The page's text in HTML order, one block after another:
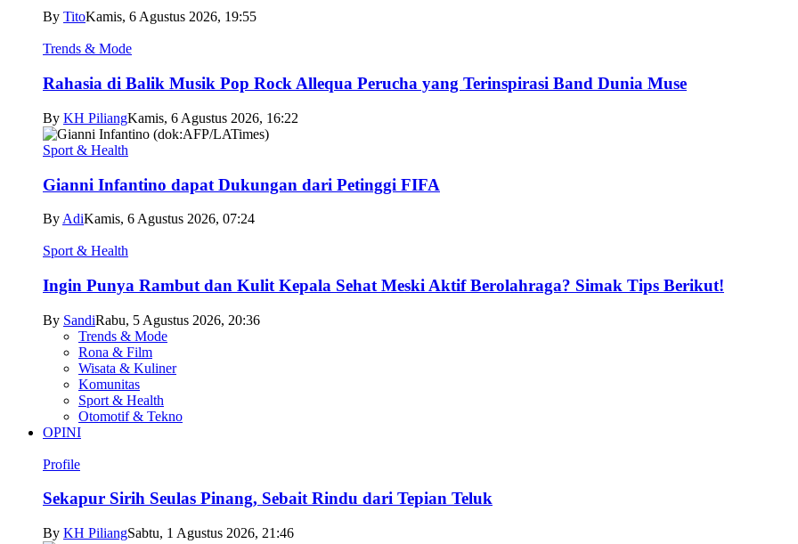
By TitoKamis, 6 Agustus 2026, 19:55
Trends & Mode
Rahasia di Balik Musik Pop Rock Allequa Perucha yang Terinspirasi Band Dunia Muse
By KH PiliangKamis, 6 Agustus 2026, 16:22
Sport & Health
Gianni Infantino dapat Dukungan dari Petinggi FIFA
By AdiKamis, 6 Agustus 2026, 07:24
Sport & Health
Ingin Punya Rambut dan Kulit Kepala Sehat Meski Aktif Berolahraga? Simak Tips Berikut!
By SandiRabu, 5 Agustus 2026, 20:36
Trends & Mode
Rona & Film
Wisata & Kuliner
Komunitas
Sport & Health
Otomotif & Tekno
OPINI
Profile
Sekapur Sirih Seulas Pinang, Sebait Rindu dari Tepian Teluk
By KH PiliangSabtu, 1 Agustus 2026, 21:46